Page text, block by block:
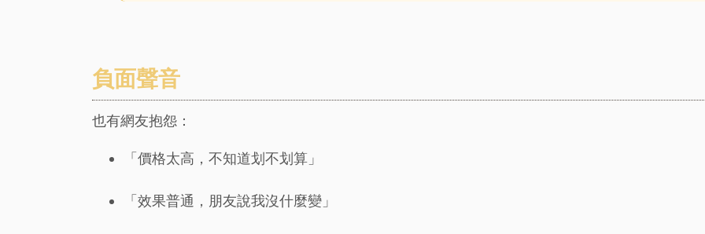
負面聲音
也有網友抱怨：
「價格太高，不知道划不划算」
「效果普通，朋友說我沒什麼變」